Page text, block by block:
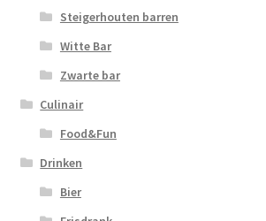
Steigerhouten barren
Witte Bar
Zwarte bar
Culinair
Food&Fun
Drinken
Bier